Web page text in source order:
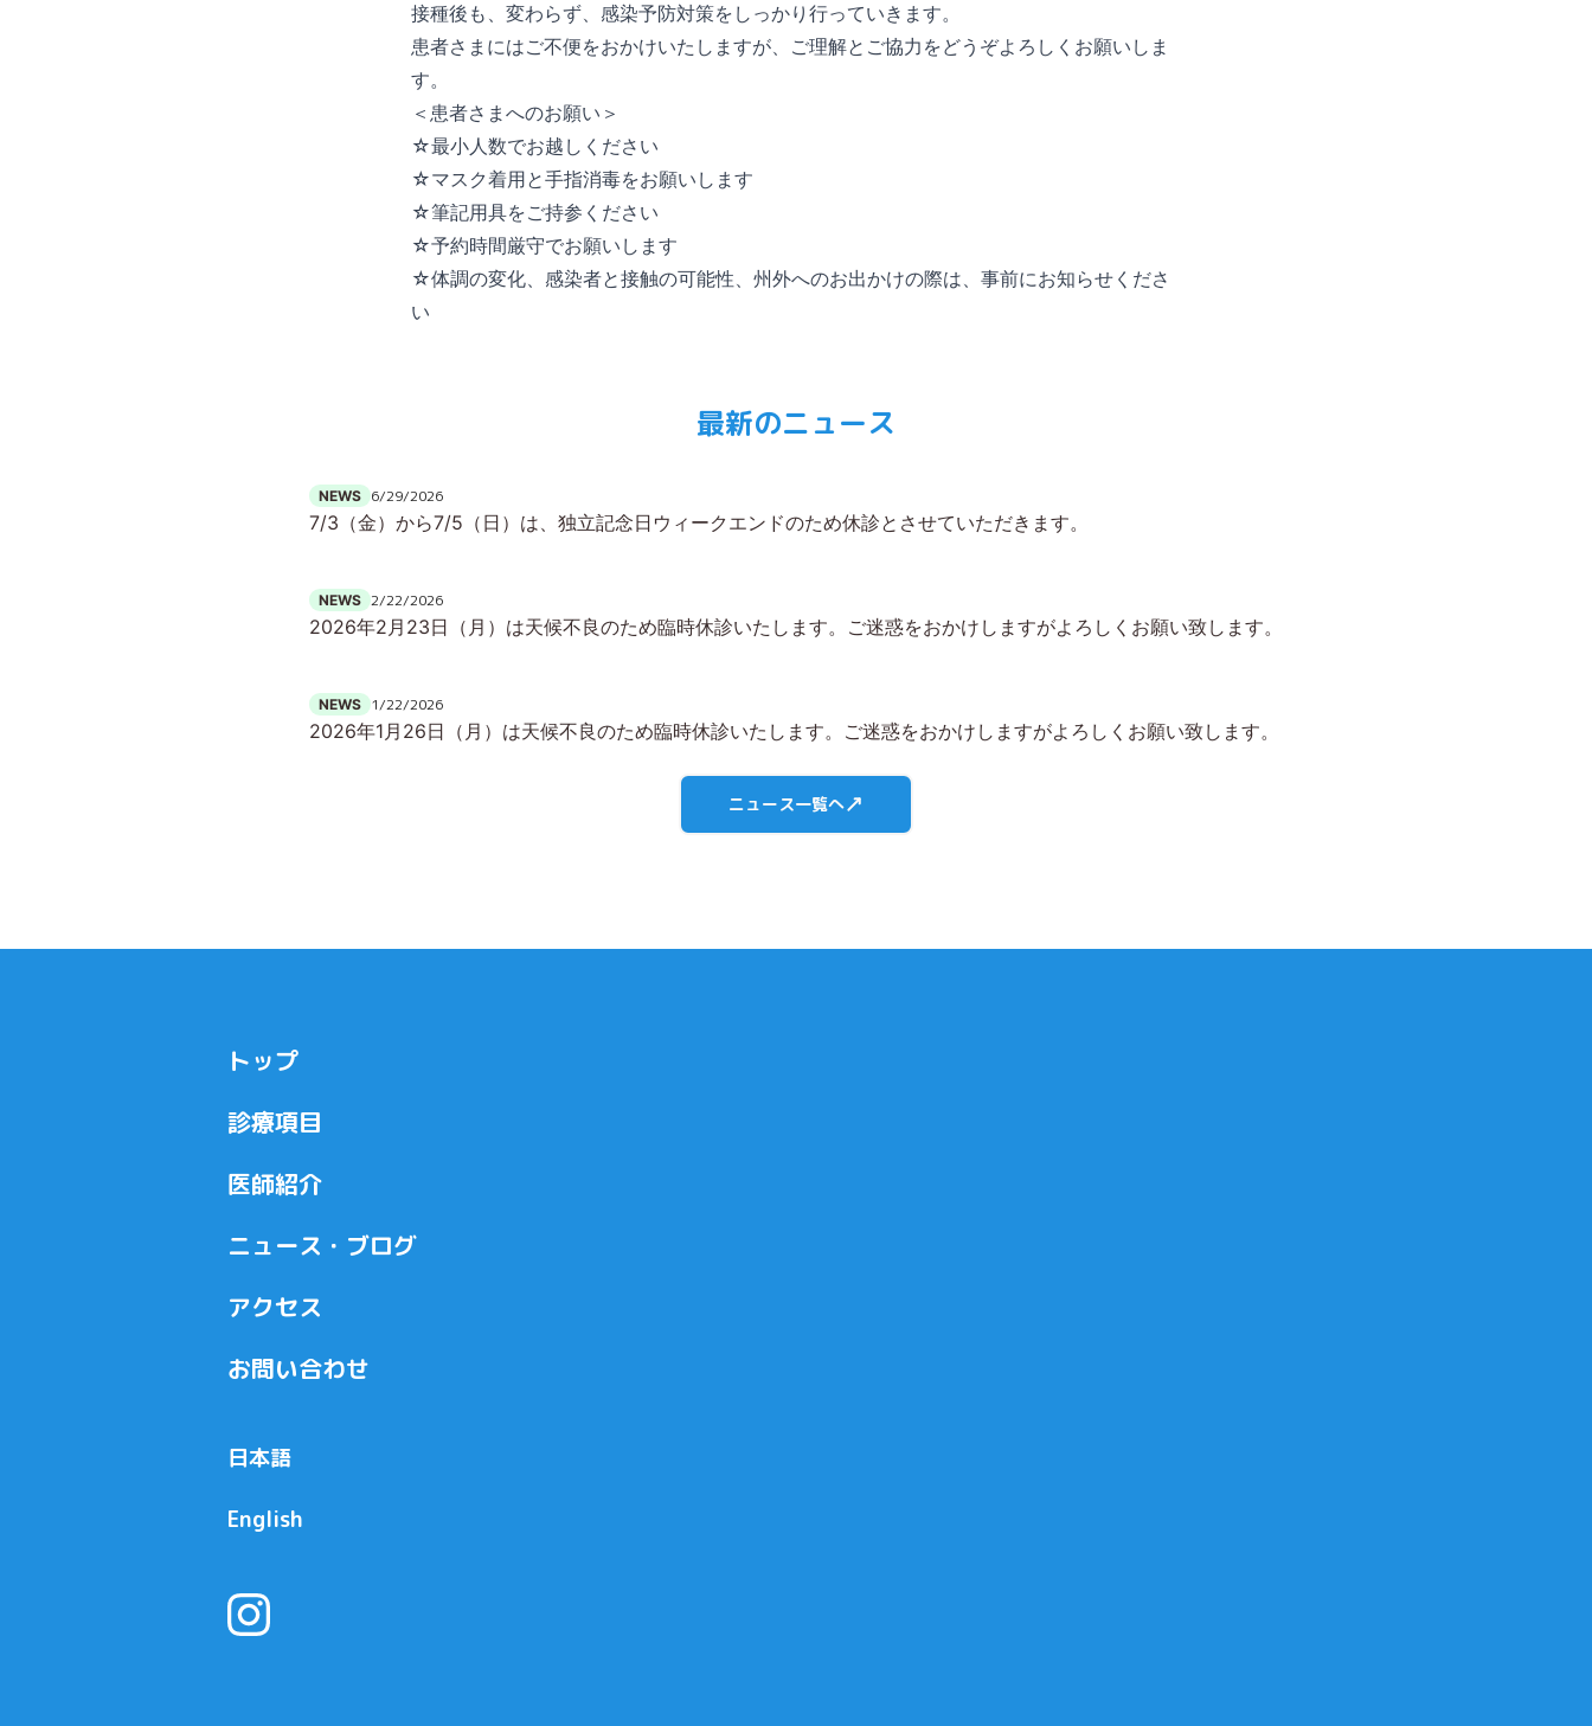
接種後も、変わらず、感染予防対策をしっかり行っていきます。
患者さまにはご不便をおかけいたしますが、ご理解とご協力をどうぞよろしくお願いしま
す。
＜患者さまへのお願い＞
☆最小人数でお越しください
☆マスク着用と手指消毒をお願いします
☆筆記用具をご持参ください
☆予約時間厳守でお願いします
☆体調の変化、感染者と接触の可能性、州外へのお出かけの際は、事前にお知らせくださ
い
最新のニュース
NEWS 6/29/2026
7/3（金）から7/5（日）は、独立記念日ウィークエンドのため休診とさせていただきます。
NEWS 2/22/2026
2026年2月23日（月）は天候不良のため臨時休診いたします。ご迷惑をおかけしますがよろしくお願い致します。
NEWS 1/22/2026
2026年1月26日（月）は天候不良のため臨時休診いたします。ご迷惑をおかけしますがよろしくお願い致します。
ニュース一覧へ
トップ
診療項目
医師紹介
ニュース・ブログ
アクセス
お問い合わせ
日本語
English